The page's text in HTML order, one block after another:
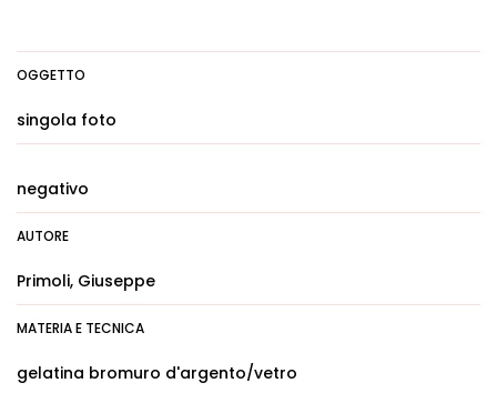
OGGETTO
singola foto
negativo
AUTORE
Primoli, Giuseppe
MATERIA E TECNICA
gelatina bromuro d'argento/vetro